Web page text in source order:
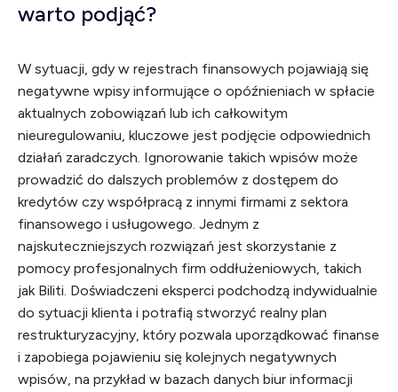
warto podjąć?
W sytuacji, gdy w rejestrach finansowych pojawiają się
negatywne wpisy informujące o opóźnieniach w spłacie
aktualnych zobowiązań lub ich całkowitym
nieuregulowaniu, kluczowe jest podjęcie odpowiednich
działań zaradczych. Ignorowanie takich wpisów może
prowadzić do dalszych problemów z dostępem do
kredytów czy współpracą z innymi firmami z sektora
finansowego i usługowego. Jednym z
najskuteczniejszych rozwiązań jest skorzystanie z
pomocy profesjonalnych firm oddłużeniowych, takich
jak Biliti. Doświadczeni eksperci podchodzą indywidualnie
do sytuacji klienta i potrafią stworzyć realny plan
restrukturyzacyjny, który pozwala uporządkować finanse
i zapobiega pojawieniu się kolejnych negatywnych
wpisów, na przykład w bazach danych biur informacji